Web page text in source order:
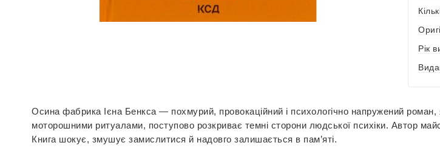
зображень
Рік
Осина фабрика Ієна Бенкса — похмурий, провокаційний і психологічно напружений роман,
моторошними ритуалами, поступово розкриває темні сторони людської психіки. Автор
Книга шокує, змушує замислитися й надовго залишається в пам’яті.